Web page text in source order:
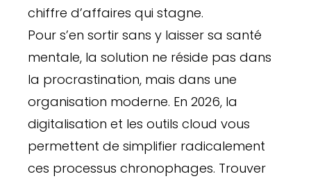
chiffre d’affaires qui stagne.
Pour s’en sortir sans y laisser sa santé
mentale, la solution ne réside pas dans
la procrastination, mais dans une
organisation moderne. En 2026, la
digitalisation et les outils cloud vous
permettent de simplifier radicalement
ces processus chronophages. Trouver